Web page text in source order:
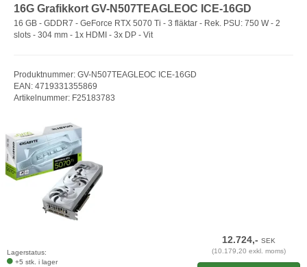
16G Grafikkort GV-N507TEAGLEOC ICE-16GD
16 GB - GDDR7 - GeForce RTX 5070 Ti - 3 fläktar - Rek. PSU: 750 W - 2
slots - 304 mm - 1x HDMI - 3x DP - Vit
Produktnummer: GV-N507TEAGLEOC ICE-16GD
EAN: 4719331355869
Artikelnummer: F25183783
Lagerstatus:
+5 stk. i lager
12.724,-SEK
(10.179,20 exkl. moms)